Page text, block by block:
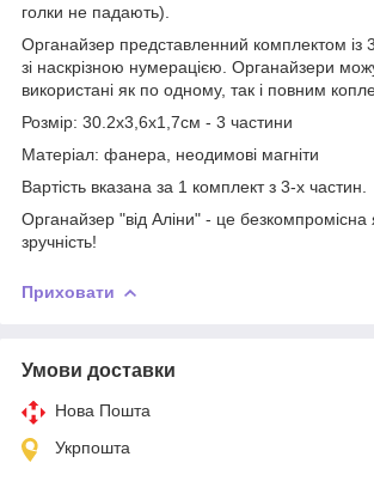
голки не падають).
Органайзер представленний комплектом із
зі наскрізною нумерацією. Органайзери
використані як по одному, так і повним
Розмір: 30.2х3,6х1,7см - 3 частини
Матеріал: фанера, неодимові магніти
Вартість вказана за 1 комплект з 3-х частин.
Органайзер "від Аліни" - це безкомпромісна
зручність!
Приховати
Умови доставки
Нова Пошта
Укрпошта